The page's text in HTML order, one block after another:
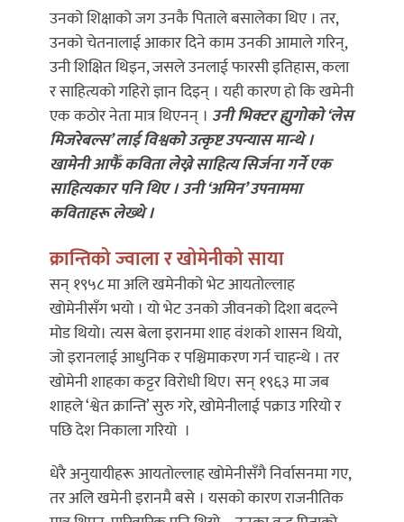
उनको शिक्षाको जग उनकै पिताले बसालेका थिए । तर,
उनको चेतनालाई आकार दिने काम उनकी आमाले गरिन्,
उनी शिक्षित थिइन, जसले उनलाई फारसी इतिहास, कला
र साहित्यको गहिरो ज्ञान दिइन् । यही कारण हो कि खमेनी
एक कठोर नेता मात्र थिएनन् । उनी भिक्टर ह्युगोको ‘लेस
मिजरेबल्स’ लाई विश्वको उत्कृष्ट उपन्यास मान्थे ।
खामेनी आफैँ कविता लेख्ने साहित्य सिर्जना गर्ने एक
साहित्यकार पनि थिए । उनी ‘अमिन’ उपनाममा
कविताहरू लेख्थे ।
क्रान्तिको ज्वाला र खोमेनीको साया
सन् १९५८ मा अलि खमेनीको भेट आयतोल्लाह
खोमेनीसँग भयो । यो भेट उनको जीवनको दिशा बदल्ने
मोड थियो। त्यस बेला इरानमा शाह वंशको शासन थियो,
जो इरानलाई आधुनिक र पश्चिमाकरण गर्न चाहन्थे । तर
खोमेनी शाहका कट्टर विरोधी थिए। सन् १९६३ मा जब
शाहले ‘श्वेत क्रान्ति’ सुरु गरे, खोमेनीलाई पक्राउ गरियो र
पछि देश निकाला गरियो ।
धेरै अनुयायीहरू आयतोल्लाह खोमेनीसँगै निर्वासनमा गए,
तर अलि खमेनी इरानमै बसे । यसको कारण राजनीतिक